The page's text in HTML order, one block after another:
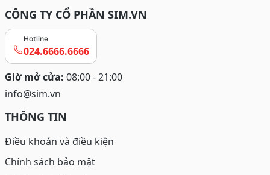
CÔNG TY CỔ PHẦN SIM.VN
Hotline
024.6666.6666
Giờ mở cửa: 08:00 - 21:00
info@sim.vn
THÔNG TIN
Điều khoản và điều kiện
Chính sách bảo mật